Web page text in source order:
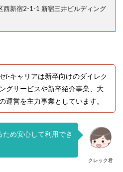
西新宿2-1-1 新宿三井ビルディング
i-キャリアは新卒向けのダイレク
グサービスや新卒紹介事業、大
運営を主力事業としています。
クレック君
め安心して利用でき